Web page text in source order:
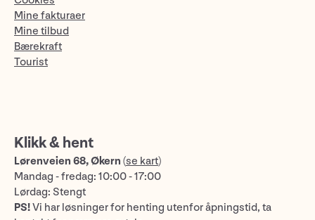
Mine fakturaer
Mine tilbud
Bærekraft
Tourist
Klikk & hent
Lørenveien 68, Økern (se kart)
Mandag - fredag: 10:00 - 17:00
Lørdag: Stengt
PS!Vi har løsninger for henting utenfor åpningstid, ta